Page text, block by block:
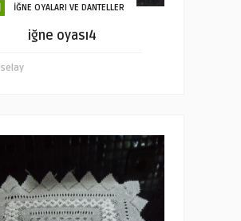
İĞNE OYALARI VE DANTELLER
iğne oyası4
selay